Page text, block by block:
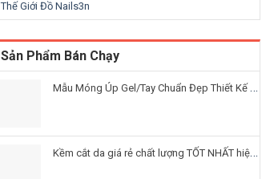
Thế Giới Đồ Nails3n
Sản Phẩm Bán Chạy
Mẫu Móng Úp Gel/Tay Chuẩn Đẹp Thiết Kế Sẵn Nails3n
Kềm cắt da giá rẻ chất lượng TỐT NHẤT hiện nay